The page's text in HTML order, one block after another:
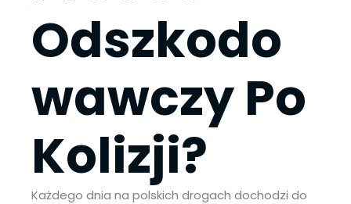
Odszkodo
wawczy Po
Kolizji?
Każdego dnia na polskich drogach dochodzi do